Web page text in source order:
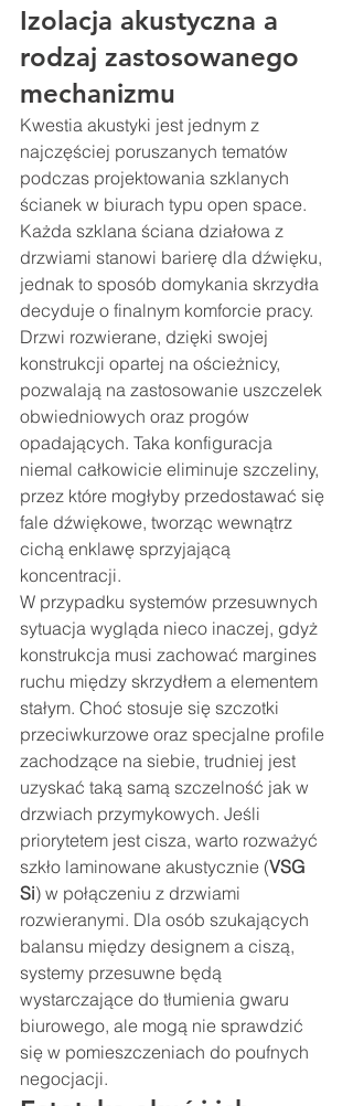
Izolacja akustyczna a
rodzaj zastosowanego
mechanizmu
Kwestia akustyki jest jednym z
najczęściej poruszanych tematów
podczas projektowania szklanych
ścianek w biurach typu open space.
Każda szklana ściana działowa z
drzwiami stanowi barierę dla dźwięku,
jednak to sposób domykania skrzydła
decyduje o finalnym komforcie pracy.
Drzwi rozwierane, dzięki swojej
konstrukcji opartej na ościeżnicy,
pozwalają na zastosowanie uszczelek
obwiedniowych oraz progów
opadających. Taka konfiguracja
niemal całkowicie eliminuje szczeliny,
przez które mogłyby przedostawać się
fale dźwiękowe, tworząc wewnątrz
cichą enklawę sprzyjającą
koncentracji.
W przypadku systemów przesuwnych
sytuacja wygląda nieco inaczej, gdyż
konstrukcja musi zachować margines
ruchu między skrzydłem a elementem
stałym. Choć stosuje się szczotki
przeciwkurzowe oraz specjalne profile
zachodzące na siebie, trudniej jest
uzyskać taką samą szczelność jak w
drzwiach przymykowych. Jeśli
priorytetem jest cisza, warto rozważyć
szkło laminowane akustycznie (VSG
Si) w połączeniu z drzwiami
rozwieranymi. Dla osób szukających
balansu między designem a ciszą,
systemy przesuwne będą
wystarczające do tłumienia gwaru
biurowego, ale mogą nie sprawdzić
się w pomieszczeniach do poufnych
negocjacji.